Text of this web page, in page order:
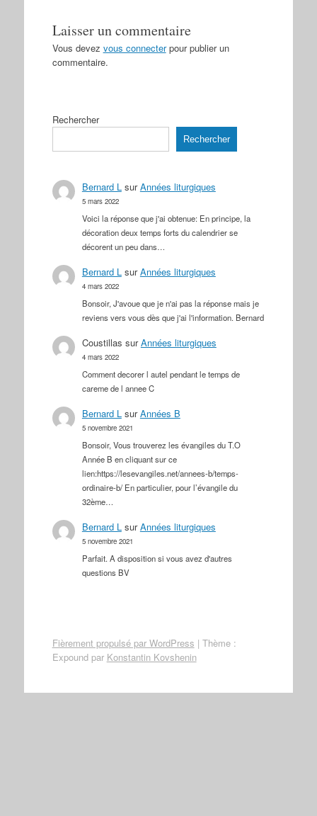
Laisser un commentaire
Vous devez vous connecterpour publier un
commentaire.
Rechercher
Rechercher
Bernard L surAnnées liturgiques
5 mars 2022
Voici la réponse que j'ai obtenue: En principe, la
décoration deux temps forts du calendrier se
décorent un peu dans…
Bernard L surAnnées liturgiques
4 mars 2022
Bonsoir, J'avoue que je n'ai pas la réponse mais je
reviens vers vous dès que j'ai l'information. Bernard
Coustillas surAnnées liturgiques
4 mars 2022
Comment decorer l autel pendant le temps de
careme de l annee C
Bernard L surAnnées B
5 novembre 2021
Bonsoir, Vous trouverez les évangiles du T.O
Année B en cliquant sur ce
lien:https://lesevangiles.net/annees-b/temps-
ordinaire-b/ En particulier, pour l’évangile du
32ème…
Bernard L surAnnées liturgiques
5 novembre 2021
Parfait. A disposition si vous avez d'autres
questions BV
Fièrement propulsé par WordPress | Thème :
Expound par Konstantin Kovshenin